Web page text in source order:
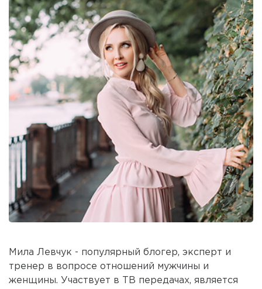
Мила Левчук - популярный блогер, эксперт и
тренер в вопросе отношений мужчины и
женщины. Участвует в ТВ передачах, является